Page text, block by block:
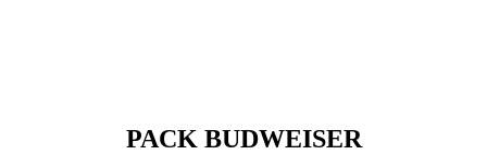
PACK BUDWEISER